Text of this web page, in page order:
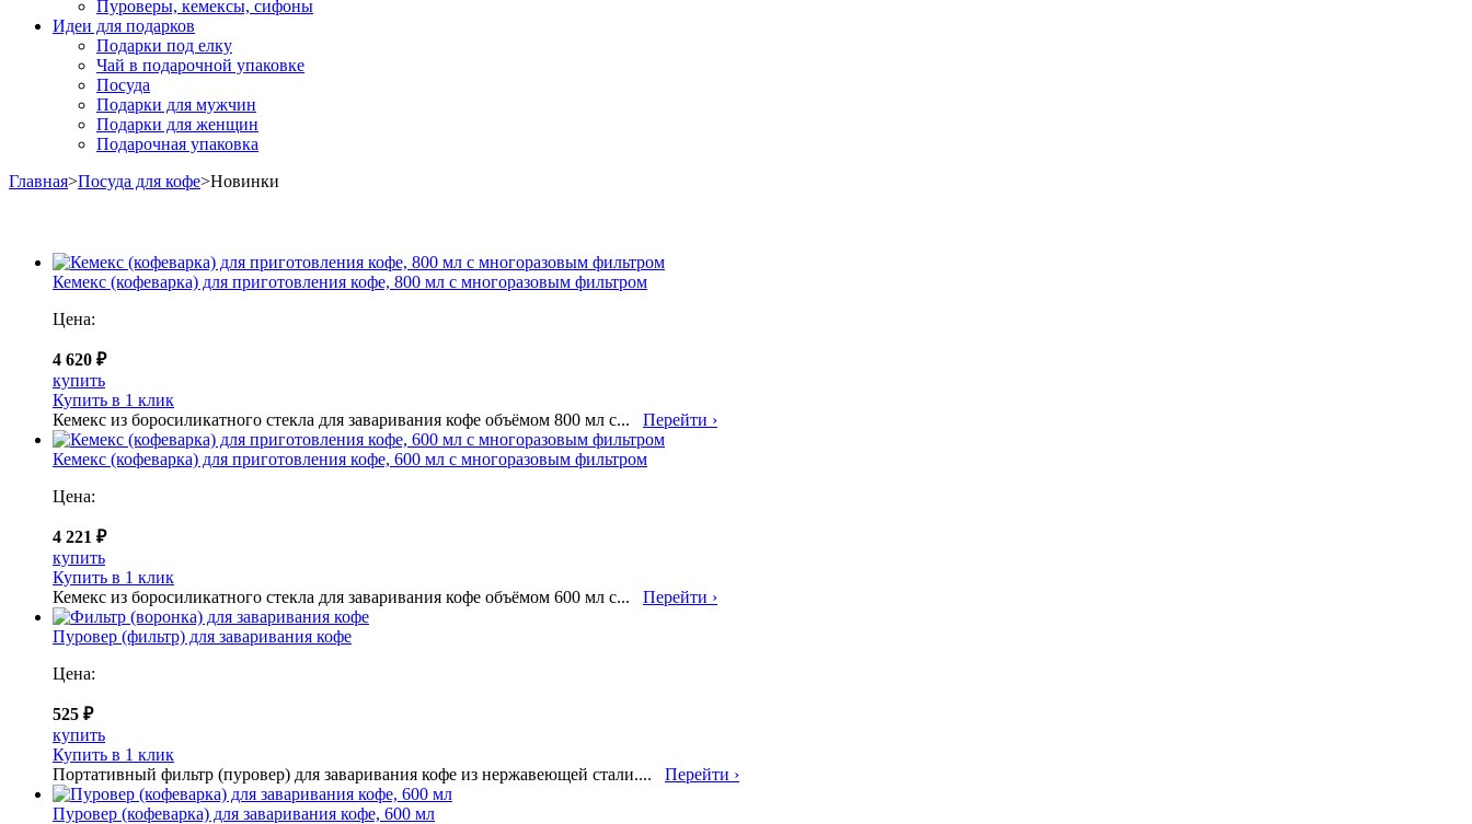
Пуроверы, кемексы, сифоны
Идеи для подарков
Подарки под елку
Чай в подарочной упаковке
Посуда
Подарки для мужчин
Подарки для женщин
Подарочная упаковка
Главная>Посуда для кофе>Новинки
Кемекс (кофеварка) для приготовления кофе, 800 мл с многоразовым фильтром
Цена:
4 620 ₽
купить
Купить в 1 клик
Кемекс из боросиликатного стекла для заваривания кофе объёмом 800 мл с... Перейти ›
Кемекс (кофеварка) для приготовления кофе, 600 мл с многоразовым фильтром
Цена:
4 221 ₽
купить
Купить в 1 клик
Кемекс из боросиликатного стекла для заваривания кофе объёмом 600 мл с... Перейти ›
Пуровер (фильтр) для заваривания кофе
Цена:
525 ₽
купить
Купить в 1 клик
Портативный фильтр (пуровер) для заваривания кофе из нержавеющей стали.... Перейти ›
Пуровер (кофеварка) для заваривания кофе, 600 мл